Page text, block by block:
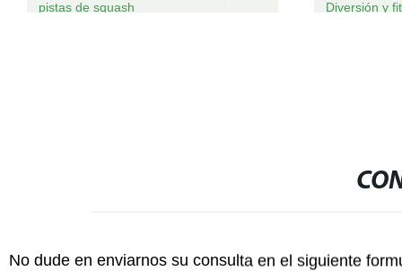
pistas de squash
Diversión y
No dude en enviarnos su consulta en el siguiente